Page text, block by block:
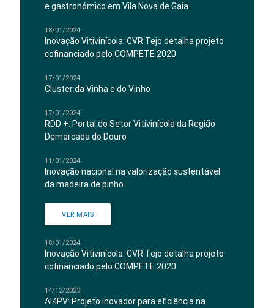
e gastronómico em Vila Nova de Gaia
18/01/2024
Inovação Vitivinícola: CVR Tejo detalha projeto
cofinanciado pelo COMPETE 2020
17/01/2024
Cluster da Vinha e do Vinho
17/01/2024
RDD +: Portal do Setor Vitivinícola da Região
Demarcada do Douro
11/01/2024
Inovação nacional na valorização sustentável
da madeira de pinho
VER MAIS
18/01/2024
Inovação Vitivinícola: CVR Tejo detalha projeto
cofinanciado pelo COMPETE 2020
14/12/2023
AI4PV: Projeto inovador para eficiência na